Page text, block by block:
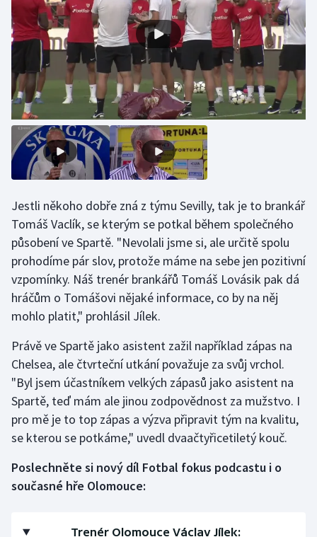
Plážový volejbal
Ragby
Rychlobruslení
Rychlostní kanoistika
Short track
Stolní tenis
Triatlon
Veslování
Volejbal
Ostatní
Jestli někoho dobře zná z týmu Sevilly, tak je to brankář
Tomáš Vaclík, se kterým se potkal během společného
působení ve Spartě. "Nevolali jsme si, ale určitě spolu
prohodíme pár slov, protože máme na sebe jen pozitivní
vzpomínky. Náš trenér brankářů Tomáš Lovásik pak dá
hráčům o Tomášovi nějaké informace, co by na něj
mohlo platit," prohlásil Jílek.
Právě ve Spartě jako asistent zažil například zápas na
Chelsea, ale čtvrteční utkání považuje za svůj vrchol.
"Byl jsem účastníkem velkých zápasů jako asistent na
Spartě, teď mám ale jinou zodpovědnost za mužstvo. I
pro mě je to top zápas a výzva připravit tým na kvalitu,
se kterou se potkáme," uvedl dvaačtyřicetiletý kouč.
Poslechněte si nový díl Fotbal fokus podcastu i o
současné hře Olomouce:
Trenér Olomouce Václav Jílek: